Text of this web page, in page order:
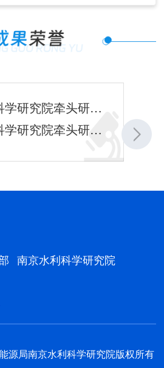
南京水利科学研究院牵头研发车载堤防险情快速探测技术装备，助力防汛抢险智能化
南京水利科学研究院牵头研发车载堤防险情快速探测技术装备，助力防汛抢险智能化近日，由南京水利科学研究院牵头，联合南京莱斯信息技术股份有限公司、江苏省防汛防旱抢险中心、重庆大学、广州市中海达测绘仪器有限...
南京水利科学研究院
源局南京水利科学研究院版权所有